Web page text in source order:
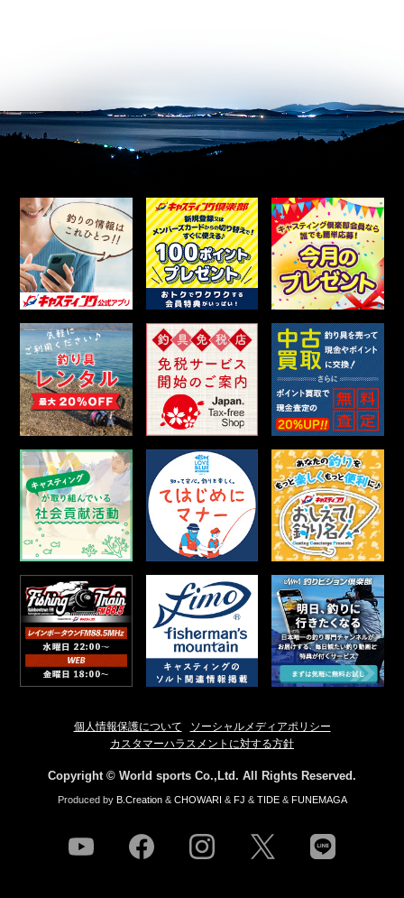
個人情報保護について
ソーシャルメディアポリシー
カスタマーハラスメントに対する方針
Copyright © World sports Co.,Ltd. All Rights Reserved.
Produced by B.Creation&CHOWARI & FJ &TIDE& FUNEMAGA
youtube facebook instagram line